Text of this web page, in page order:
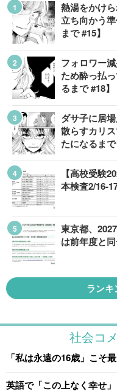
熱湯をかけ
立ち向かう
まで #15】
フォロワー
ため酔っ払
るまで #18】
ダサ子に居
散らすカリ
たになるまで
【高校受験
本検査2/16-
東京都、
は前年度と
ランキ